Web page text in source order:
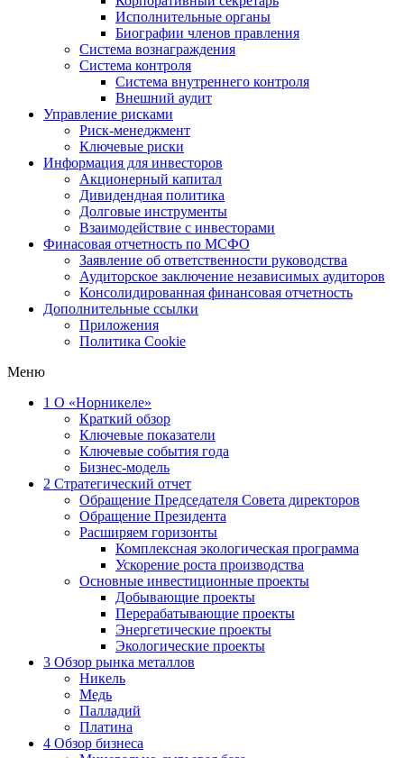
Исполнительные органы
Биографии членов правления
Система вознаграждения
Система контроля
Система внутреннего контроля
Внешний аудит
Управление рисками
Риск-менеджмент
Ключевые риски
Информация для инвесторов
Акционерный капитал
Дивидендная политика
Долговые инструменты
Взаимодействие с инвеcторами
Финасовая отчетность по МСФО
Заявление об ответственности руководства
Аудиторское заключение независимых аудиторов
Консолидированная финансовая отчетность
Дополнительные ссылки
Приложения
Политика Cookie
Меню
1 О «Норникеле»
Краткий обзор
Ключевые показатели
Ключевые события года
Бизнес-модель
2 Стратегический отчет
Обращение Председателя Совета директоров
Обращение Президента
Расширяем горизонты
Комплексная экологическая программа
Ускорение роста производства
Основные инвестиционные проекты
Добывающие проекты
Перерабатывающие проекты
Энергетические проекты
Экологические проекты
3 Обзор рынка металлов
Никель
Медь
Палладий
Платина
4 Обзор бизнеса